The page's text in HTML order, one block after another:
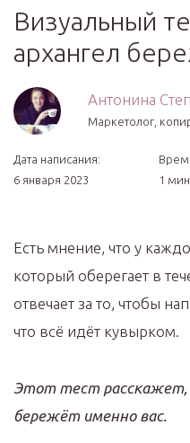
Визуальный
архангел
Антонина
Маркетолог,
Дата написания:
6 января 2023
1
Есть мнение, что у
который оберегает в
отвечает за то, чтобы
что всё идёт кувырком.
Этот тест расскажет,
бережёт именно вас.